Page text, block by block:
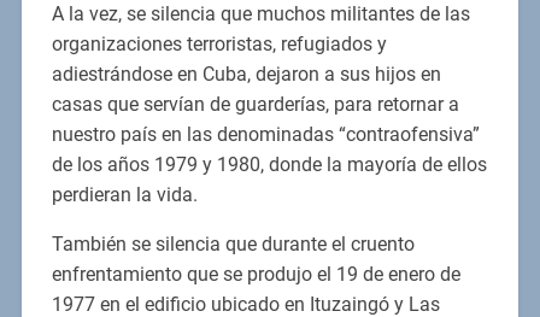
A la vez, se silencia que muchos militantes de las
organizaciones terroristas, refugiados y
adiestrándose en Cuba, dejaron a sus hijos en
casas que servían de guarderías, para retornar a
nuestro país en las denominadas “contraofensiva”
de los años 1979 y 1980, donde la mayoría de ellos
perdieran la vida.
También se silencia que durante el cruento
enfrentamiento que se produjo el 19 de enero de
1977 en el edificio ubicado en Ituzaingó y Las